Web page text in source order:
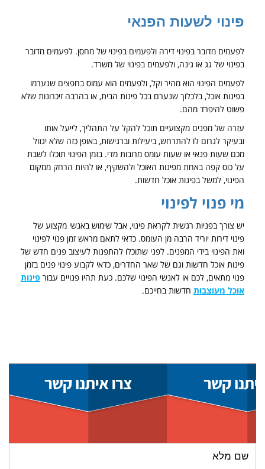
פינוי לשעות הפנאי
לפעמים מדובר בפינוי דירה ולפעמים בפינוי של מחסן. לפעמים מדובר
בפינוי של גג או גינה, ולפעמים בפינוי של משרד.
לפעמים הפינוי הוא מהיר וקל, ולפעמים הוא עמוס בחפצים שנערמו
בפינות אוכל, בלכלוך שנערם בכל פינות הבית, או בהרבה זיכרונות שלא
פשוט להיפרד מהם.
עזרה של מפנים מקצועיים תוכל להקל על התהליך, לייעל אותו
ובעיקר לגרום לו להתרחש, ביעילות וברגישות, באופן כזה שלא יגזול
מכם שעות פנאי או שעות עומס מרובות מדי. בזמן הפינוי תוכלו לשבת
על כוס קפה באחת מפינות האוכל ולהשקיף, או להיות הרחק ממקום
הפינוי, למשל בפינות אוכל חדשות.
מי פנוי לפינוי
יש צורך בפניות רגשית לקראת פינוי, אבל שימוש באנשי מקצוע של
פינוי דירות יוריד הרבה מן העומס. כדאי לתאם מראש זמן פנוי לפינוי
ואת הפינוי בידי המפנים. לפני שתוכלו להתפנות לעיצוב פנים חדש של
פינות אוכל חדשות וגם של שאר החדרים, כדאי לקבוע פינוי פנים בזמן
פנוי מתאים, לכם או לאנשי הפינוי שלכם. כעת תהיו פנויים עבור פינות
אוכל מעוצבות חדשות בחייכם.